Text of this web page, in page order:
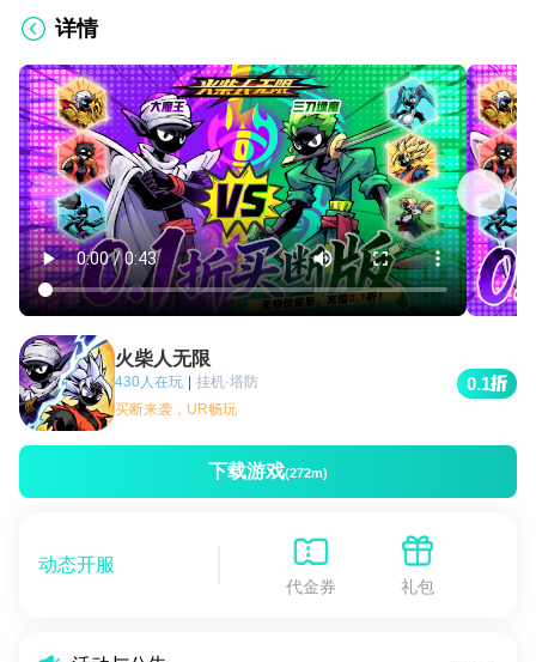
详情
火柴人无限
430人在玩 | 挂机·塔防
买断来袭，UR畅玩
0.1
下载游戏(272m)
动态开服
代金券 礼包